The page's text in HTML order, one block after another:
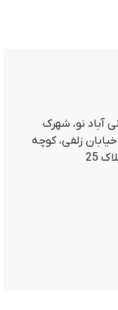
آباد نو، شهرک
زلفی، کوچه
25